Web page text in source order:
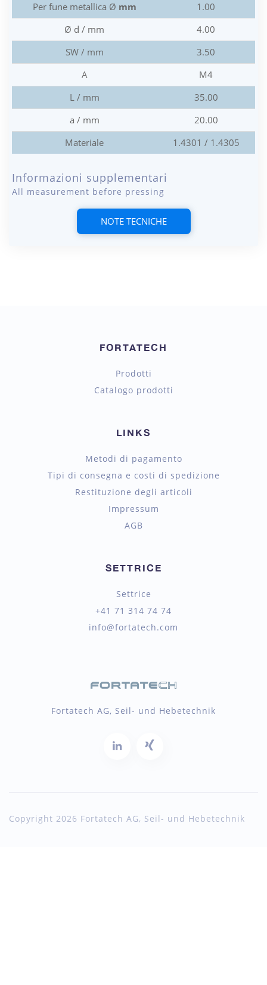
Per fune metallica Ø mm
1.00
Ø d / mm
4.00
SW / mm
3.50
A
M4
L / mm
35.00
a / mm
20.00
Materiale
1.4301 / 1.4305
Informazioni supplementari
All measurement before pressing
NOTE TECNICHE
FORTATECH
Prodotti
Catalogo prodotti
LINKS
Metodi di pagamento
Tipi di consegna e costi di spedizione
Restituzione degli articoli
Impressum
AGB
SETTRICE
Settrice
+41 71 314 74 74
info@fortatech.com
Fortatech AG, Seil- und Hebetechnik
Copyright 2026 Fortatech AG, Seil- und Hebetechnik